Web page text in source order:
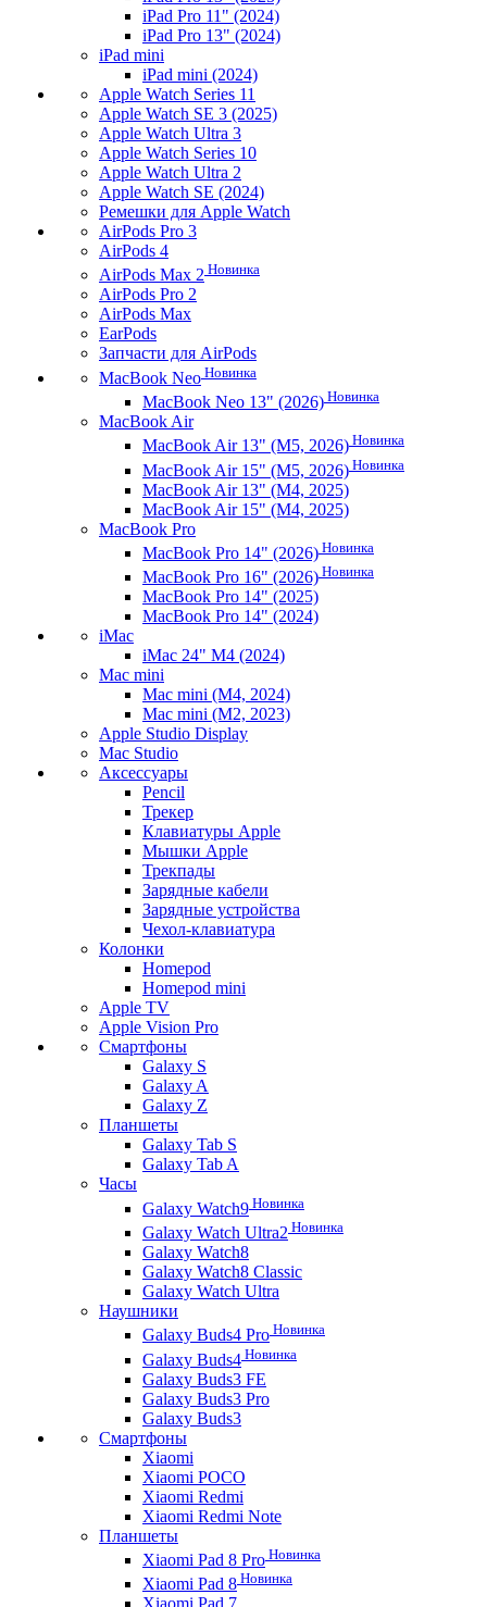
iPad Pro 11" (2024)
iPad Pro 13" (2024)
iPad mini
iPad mini (2024)
Apple Watch Series 11
Apple Watch SE 3 (2025)
Apple Watch Ultra 3
Apple Watch Series 10
Apple Watch Ultra 2
Apple Watch SE (2024)
Ремешки для Apple Watch
AirPods Pro 3
AirPods 4
AirPods Max 2 Новинка
AirPods Pro 2
AirPods Max
EarPods
Запчасти для AirPods
MacBook Neo Новинка
MacBook Neo 13" (2026) Новинка
MacBook Air
MacBook Air 13" (M5, 2026) Новинка
MacBook Air 15" (M5, 2026) Новинка
MacBook Air 13" (M4, 2025)
MacBook Air 15" (M4, 2025)
MacBook Pro
MacBook Pro 14" (2026) Новинка
MacBook Pro 16" (2026) Новинка
MacBook Pro 14" (2025)
MacBook Pro 14" (2024)
iMac
iMac 24" M4 (2024)
Mac mini
Mac mini (M4, 2024)
Mac mini (M2, 2023)
Apple Studio Display
Mac Studio
Аксессуары
Pencil
Трекер
Клавиатуры Apple
Мышки Apple
Трекпады
Зарядные кабели
Зарядные устройства
Чехол-клавиатура
Колонки
Homepod
Homepod mini
Apple TV
Apple Vision Pro
Смартфоны
Galaxy S
Galaxy A
Galaxy Z
Планшеты
Galaxy Tab S
Galaxy Tab A
Часы
Galaxy Watch9 Новинка
Galaxy Watch Ultra2 Новинка
Galaxy Watch8
Galaxy Watch8 Classic
Galaxy Watch Ultra
Наушники
Galaxy Buds4 Pro Новинка
Galaxy Buds4 Новинка
Galaxy Buds3 FE
Galaxy Buds3 Pro
Galaxy Buds3
Смартфоны
Xiaomi
Xiaomi POCO
Xiaomi Redmi
Xiaomi Redmi Note
Планшеты
Xiaomi Pad 8 Pro Новинка
Xiaomi Pad 8 Новинка